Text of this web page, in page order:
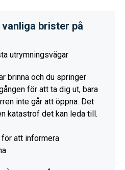
brister på
utrymningsvägar
brinna och du springer
för att ta dig ut, bara
inte går att öppna. Det
katastrof det kan leda till.
för att informera